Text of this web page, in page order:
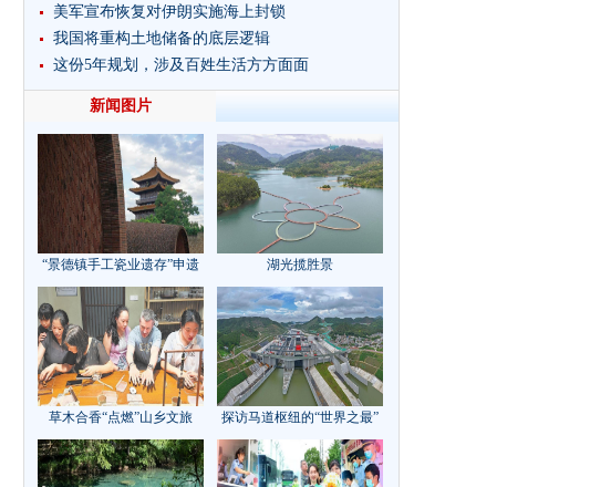
美军宣布恢复对伊朗实施海上封锁
我国将重构土地储备的底层逻辑
这份5年规划，涉及百姓生活方方面面
新闻图片
“景德镇手工瓷业遗存”申遗
成功
湖光揽胜景
草木合香“点燃”山乡文旅 探访马道枢纽的“世界之最”